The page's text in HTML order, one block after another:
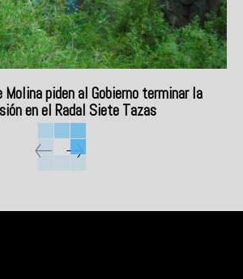
Molina piden al Gobierno terminar la
en el Radal Siete Tazas